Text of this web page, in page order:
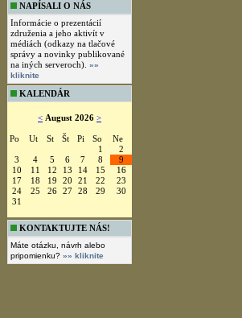
NAPÍSALI O NÁS
Informácie o prezentácií
združenia a jeho aktivít v
médiách (odkazy na tlačové
správy a novinky publikované
na iných serveroch). »»
kliknite
KALENDÁR
< August 2026 >
Po Ut St Št Pi So
Ne
1
2
3
4 5 6 7 8
9
10
11 12 13 14 15
16
17
18 19 20 21 22
23
24
25 26 27 28 29
30
31
KONTAKTUJTE NÁS!
Máte otázku, návrh alebo
pripomienku? »» kliknite